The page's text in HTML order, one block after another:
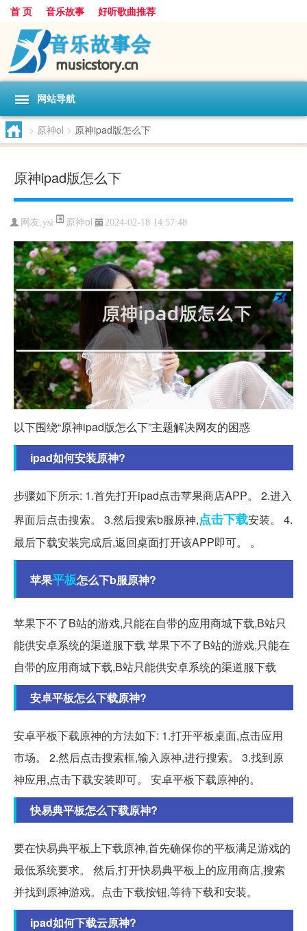
首 页 音乐故事 好听歌曲推荐
网站导航
> 原神ol > 原神ipad版怎么下
原神ipad版怎么下
网友:ysi 原神ol 2024-02-18 14:57:48
以下围绕“原神ipad版怎么下”主题解决网友的困惑
ipad如何安装原神?
步骤如下所示: 1.首先打开ipad点击苹果商店APP。 2.进入
界面后点击搜索。 3.然后搜索b服原神,点击下载安装。 4.
最后下载安装完成后,返回桌面打开该APP即可。 。
苹果平板怎么下b服原神?
苹果下不了B站的游戏,只能在自带的应用商城下载,B站只
能供安卓系统的渠道服下载 苹果下不了B站的游戏,只能在
自带的应用商城下载,B站只能供安卓系统的渠道服下载
安卓平板怎么下载原神?
安卓平板下载原神的方法如下: 1.打开平板桌面,点击应用
市场。 2.然后点击搜索框,输入原神,进行搜索。 3.找到原
神应用,点击下载安装即可。 安卓平板下载原神的。
快易典平板怎么下载原神?
要在快易典平板上下载原神,首先确保你的平板满足游戏的
最低系统要求。 然后,打开快易典平板上的应用商店,搜索
并找到原神游戏。点击下载按钮,等待下载和安装。
ipad如何下载云原神?